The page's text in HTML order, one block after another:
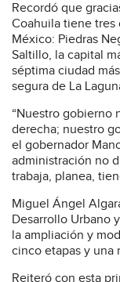
Recordó que
Coahuila tiene tres
México: Piedras
Saltillo, la capital
séptima ciudad
segura de La
“Nuestro gobierno
derecha; nuestro
el gobernador
administración no
trabaja, planea,
Miguel Ángel
Desarrollo Urbano
la ampliación y
cinco etapas y una
Reiteró con esta